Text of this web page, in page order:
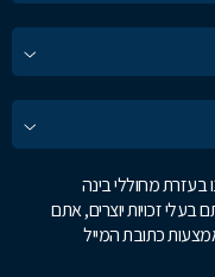
בעזרת מחוללי בינה
זכויות יוצרים, אתם
כתובת המייל